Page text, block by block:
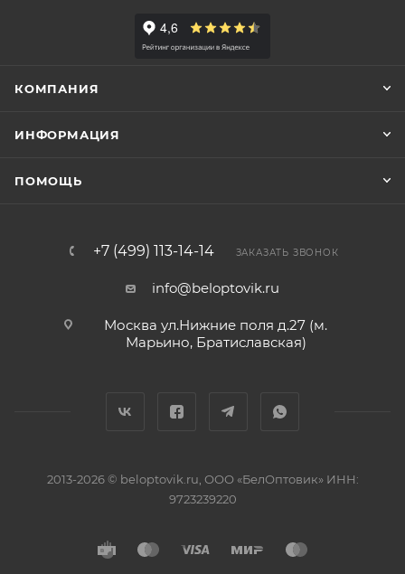
КОМПАНИЯ
ИНФОРМАЦИЯ
ПОМОЩЬ
+7 (499) 113-14-14 ЗАКАЗАТЬ ЗВОНОК
info@beloptovik.ru
Москва ул.Нижние поля д.27 (м.
Марьино, Братиславская)
2013-2026 © beloptovik.ru, ООО «БелОптовик» ИНН:
9723239220